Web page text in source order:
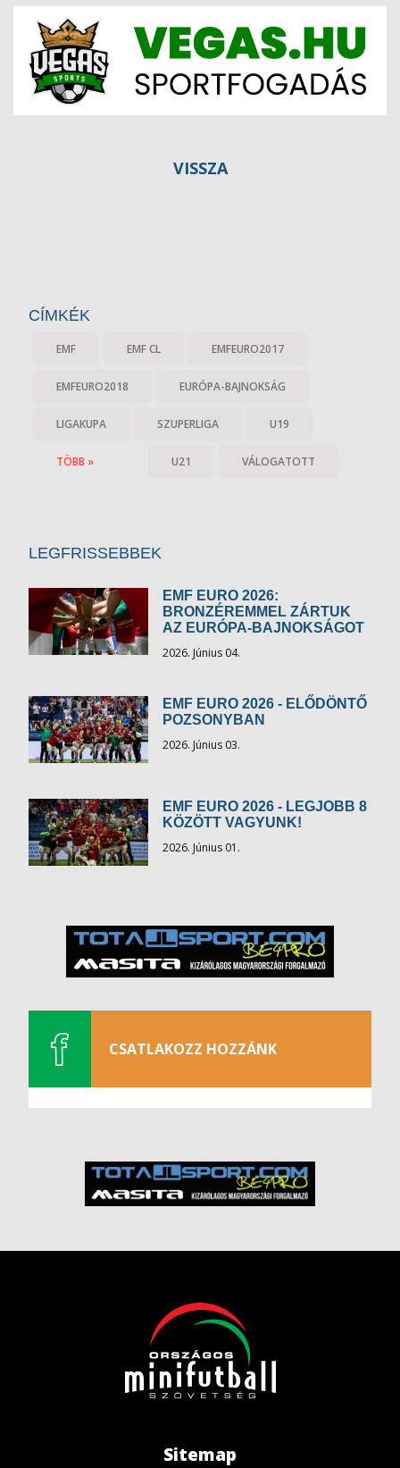
VISSZA
CÍMKÉK
EMF EMF CL EMFEURO2017
EMFEURO2018 EURÓPA-BAJNOKSÁG
LIGAKUPA SZUPERLIGA U19
U21 VÁLOGATOTT
TÖBB »
LEGFRISSEBBEK
EMF EURO 2026:
BRONZÉREMMEL ZÁRTUK
AZ EURÓPA-BAJNOKSÁGOT
2026. Június 04.
EMF EURO 2026 - ELŐDÖNTŐ
POZSONYBAN
2026. Június 03.
EMF EURO 2026 - LEGJOBB 8
KÖZÖTT VAGYUNK!
2026. Június 01.
CSATLAKOZZ HOZZÁNK
Sitemap